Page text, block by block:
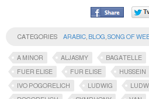
CATEGORIES ARABIC BLOG SONG OF
A MINOR ALJASMY BAGATELLE
FUER ELISE
FUR ELISE HUSSEIN
IVO POGORELICH
LUDWIG